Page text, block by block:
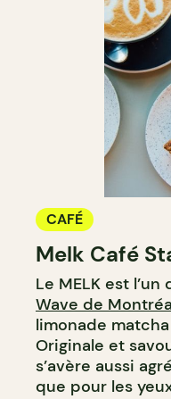
CAFÉ
Melk Café
Le MELK est l’un
Wave de
limonade
Originale et
s’avère aussi
que pour les